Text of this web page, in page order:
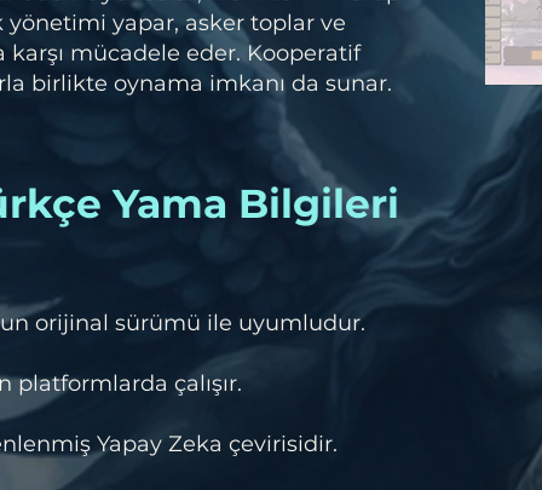
yapar, asker toplar ve
mücadele eder. Kooperatif
birlikte oynama imkanı da sunar.
Yama Bilgileri
orijinal sürümü ile uyumludur.
platformlarda çalışır.
Yapay Zeka çevirisidir.